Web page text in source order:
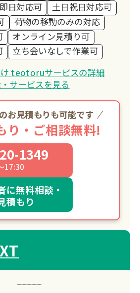
即日対応可
土日祝日対応可
荷物の移動のみの対応
オンライン見積り可
立ち会いなしで作業可
teotoruサービスの詳細
サービスを見る
お見積もりも可能です
り・ご相談無料!
1349
17:30
に無料相談・
積もり